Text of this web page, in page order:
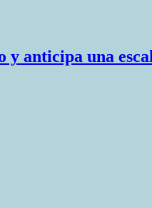
anticipa una